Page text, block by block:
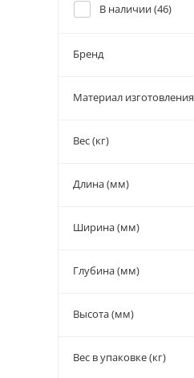
В наличии (46)
Бренд
Материал изготовления
Вес (кг)
Длина (мм)
Ширина (мм)
Глубина (мм)
Высота (мм)
Вес в упаковке (кг)